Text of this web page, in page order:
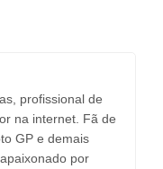
profissional de
na internet. Fã de
GP e demais
por